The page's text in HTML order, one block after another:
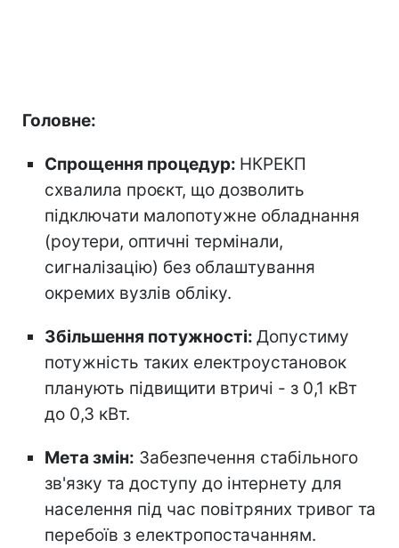
Головне:
Спрощення процедур: НКРЕКП
схвалила проєкт, що дозволить
підключати малопотужне обладнання
(роутери, оптичні термінали,
сигналізацію) без облаштування
окремих вузлів обліку.
Збільшення потужності: Допустиму
потужність таких електроустановок
планують підвищити втричі - з 0,1 кВт
до 0,3 кВт.
Мета змін: Забезпечення стабільного
зв'язку та доступу до інтернету для
населення під час повітряних тривог та
перебоїв з електропостачанням.